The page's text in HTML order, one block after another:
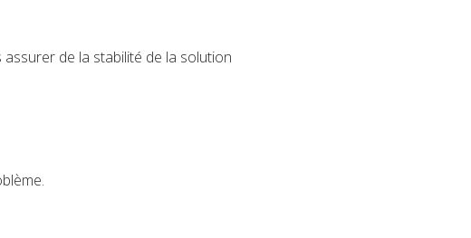
de la stabilité de la solution